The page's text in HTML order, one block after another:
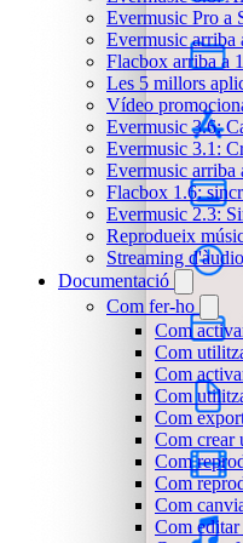
Evermusic Pro a
Evermusic arriba
Flacbox arriba a
Les 5 millors
Vídeo
Evermusic 3.6:
Evermusic 3.1:
Evermusic arriba
Flacbox 1.6:
Evermusic 2.3:
Reprodueix
Streaming
Documentació
Com fer-ho
Com
Com
Com
Com
Com
Com crear
Com
Com
Com
Com